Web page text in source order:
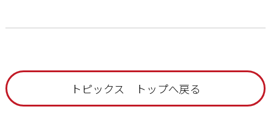
トピックス トップへ戻る